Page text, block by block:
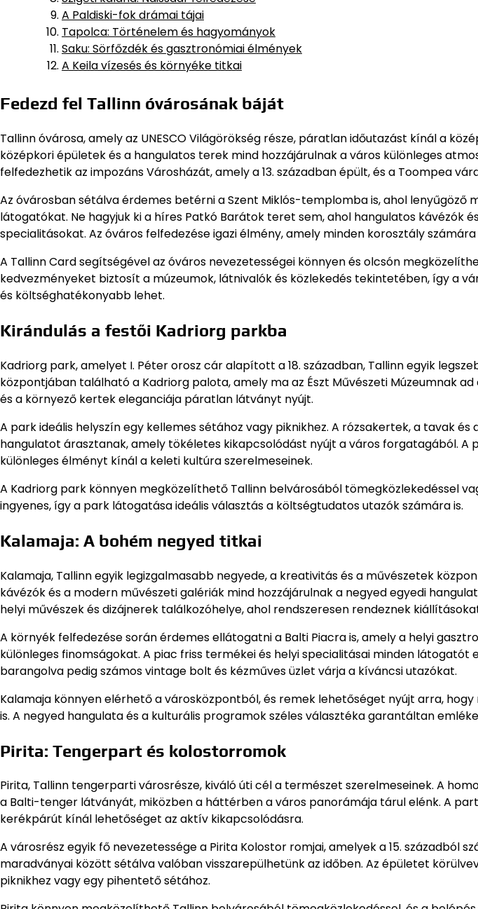
A Paldiski-fok drámai tájai
Tapolca: Történelem és hagyományok
Saku: Sörfőzdék és gasztronómiai élmények
A Keila vízesés és környéke titkai
Fedezd fel Tallinn óvárosának báját
Tallinn óvárosa, amely az UNESCO Világörökség része, páratlan időutazást kínál a
középkori épületek és a hangulatos terek mind hozzájárulnak a város különleges
felfedezhetik az impozáns Városházát, amely a 13. században épült, és a Toompea
Az óvárosban sétálva érdemes betérni a Szent Miklós-templomba is, ahol lenyűgöző
látogatókat. Ne hagyjuk ki a híres Patkó Barátok teret sem, ahol hangulatos kávézók
specialitásokat. Az óváros felfedezése igazi élmény, amely minden korosztály
A Tallinn Card segítségével az óváros nevezetességei könnyen és olcsón
kedvezményeket biztosít a múzeumok, látnivalók és közlekedés tekintetében, így a
és költséghatékonyabb lehet.
Kirándulás a festői Kadriorg parkba
Kadriorg park, amelyet I. Péter orosz cár alapított a 18. században, Tallinn egyik
központjában található a Kadriorg palota, amely ma az Észt Művészeti Múzeumnak
és a környező kertek eleganciája páratlan látványt nyújt.
A park ideális helyszín egy kellemes sétához vagy piknikhez. A rózsakertek, a tavak és
hangulatot árasztanak, amely tökéletes kikapcsolódást nyújt a város forgatagából. A
különleges élményt kínál a keleti kultúra szerelmeseinek.
A Kadriorg park könnyen megközelíthető Tallinn belvárosából tömegközlekedéssel
ingyenes, így a park látogatása ideális választás a költségtudatos utazók számára is.
Kalamaja: A bohém negyed titkai
Kalamaja, Tallinn egyik legizgalmasabb negyede, a kreativitás és a művészetek
kávézók és a modern művészeti galériák mind hozzájárulnak a negyed egyedi
helyi művészek és dizájnerek találkozóhelye, ahol rendszeresen rendeznek
A környék felfedezése során érdemes ellátogatni a Balti Piacra is, amely a helyi
különleges finomságokat. A piac friss termékei és helyi specialitásai minden látogatót
barangolva pedig számos vintage bolt és kézműves üzlet várja a kíváncsi utazókat.
Kalamaja könnyen elérhető a városközpontból, és remek lehetőséget nyújt arra,
is. A negyed hangulata és a kulturális programok széles választéka garantáltan
Pirita: Tengerpart és kolostorromok
Pirita, Tallinn tengerparti városrésze, kiváló úti cél a természet szerelmeseinek. A
a Balti-tenger látványát, miközben a háttérben a város panorámája tárul elénk. A
kerékpárút kínál lehetőséget az aktív kikapcsolódásra.
A városrész egyik fő nevezetessége a Pirita Kolostor romjai, amelyek a 15. századból
maradványai között sétálva valóban visszarepülhetünk az időben. Az épületet
piknikhez vagy egy pihentető sétához.